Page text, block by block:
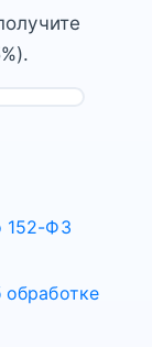
152-ФЗ